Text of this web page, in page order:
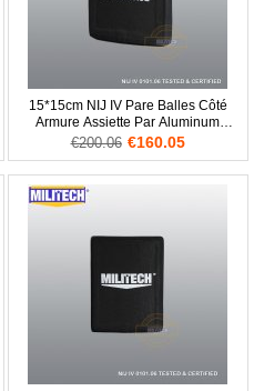
15*15cm NIJ IV Pare Balles Côté
Armure Assiette Par Aluminum
Oxyde & PE Panneau
€200.06 €160.05